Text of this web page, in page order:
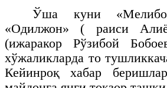
Ўша куни
«Одилжон» ( раиси
(ижаракор Рўзибой
хўжаликларда то
Кейинроқ хабар